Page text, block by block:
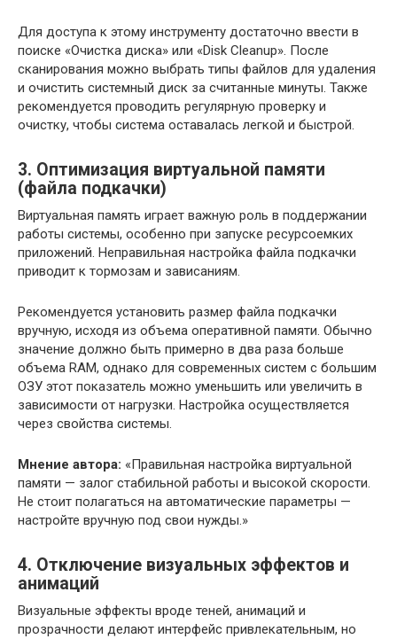
Для доступа к этому инструменту достаточно ввести в
поиске «Очистка диска» или «Disk Cleanup». После
сканирования можно выбрать типы файлов для удаления
и очистить системный диск за считанные минуты. Также
рекомендуется проводить регулярную проверку и
очистку, чтобы система оставалась легкой и быстрой.
3. Оптимизация виртуальной памяти
(файла подкачки)
Виртуальная память играет важную роль в поддержании
работы системы, особенно при запуске ресурсоемких
приложений. Неправильная настройка файла подкачки
приводит к тормозам и зависаниям.
Рекомендуется установить размер файла подкачки
вручную, исходя из объема оперативной памяти. Обычно
значение должно быть примерно в два раза больше
объема RAM, однако для современных систем с большим
ОЗУ этот показатель можно уменьшить или увеличить в
зависимости от нагрузки. Настройка осуществляется
через свойства системы.
Мнение автора: «Правильная настройка виртуальной
памяти — залог стабильной работы и высокой скорости.
Не стоит полагаться на автоматические параметры —
настройте вручную под свои нужды.»
4. Отключение визуальных эффектов и
анимаций
Визуальные эффекты вроде теней, анимаций и
прозрачности делают интерфейс привлекательным, но